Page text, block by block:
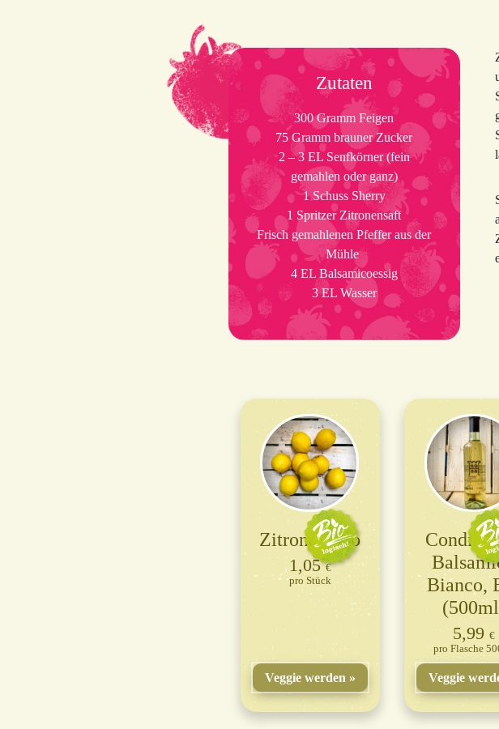
Zutaten
300 Gramm Feigen
75 Gramm brauner Zucker
2 – 3 EL Senfkörner (fein
gemahlen oder ganz)
1 Schuss Sherry
1 Spritzer Zitronensaft
Frisch gemahlenen Pfeffer aus der
Mühle
4 EL Balsamicoessig
3 EL Wasser
Zitronen Bio
1,05€
Stück
Veggie werden
Bianco,
5,99 €
Flasche
Veggie